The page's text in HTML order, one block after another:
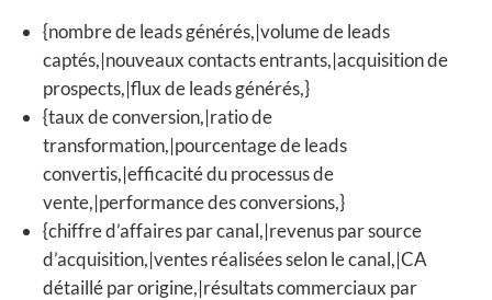
{nombre de leads générés,|volume de leads
captés,|nouveaux contacts entrants,|acquisition de
prospects,|flux de leads générés,}
{taux de conversion,|ratio de
transformation,|pourcentage de leads
convertis,|efficacité du processus de
vente,|performance des conversions,}
{chiffre d’affaires par canal,|revenus par source
d’acquisition,|ventes réalisées selon le canal,|CA
détaillé par origine,|résultats commerciaux par